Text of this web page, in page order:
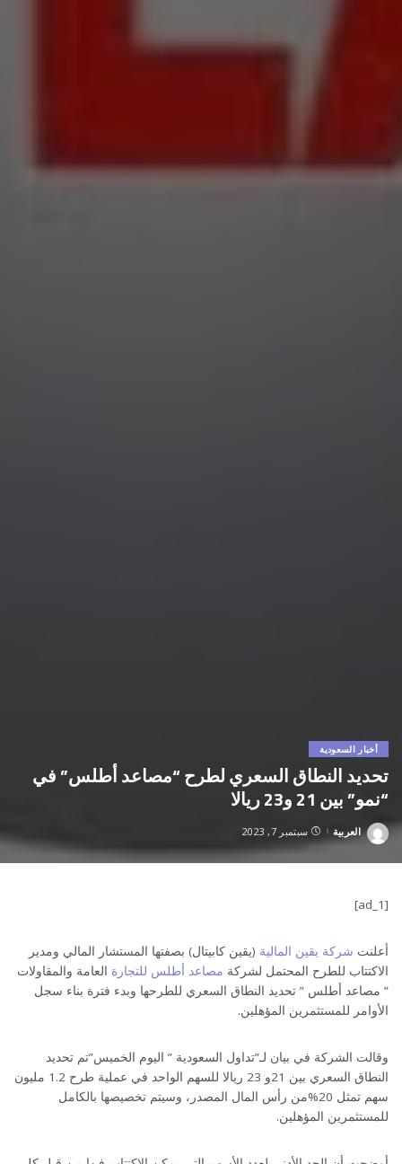
أخبار السعودية
تحديد النطاق السعري لطرح “مصاعد أطلس” في
“نمو” بين 21 و23 ريالا
Posted
by
العربية سبتمبر 7, 2023
[ad_1]
أعلنت شركة يقين المالية (يقين كابيتال) بصفتها المستشار المالي ومدير
الاكتتاب للطرح المحتمل لشركة مصاعد أطلس للتجارة العامة والمقاولات
” مصاعد أطلس ” تحديد النطاق السعري للطرحها وبدء فترة بناء سجل
الأوامر للمستثمرين المؤهلين.
وقالت الشركة في بيان لـ”تداول السعودية ” اليوم الخميس”تم تحديد
النطاق السعري بين 21و 23 ريالا للسهم الواحد في عملية طرح 1.2 مليون
سهم تمثل 20%من رأس المال المصدر، وسيتم تخصيصها بالكامل
للمستثمرين المؤهلين.